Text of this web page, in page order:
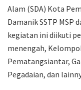
Alam (SDA) Kota
Damanik SSTP MSP
kegiatan ini diikuti
menengah,
Pematangsiantar,
Pegadaian, dan